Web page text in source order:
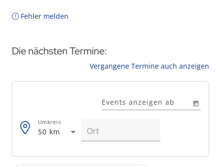
Fehler melden
Die nächsten Termine:
Vergangene Termine auch anzeigen
Events anzeigen ab
50 km
Umkreis